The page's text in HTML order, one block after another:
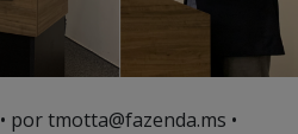
• por tmotta@fazenda.ms •